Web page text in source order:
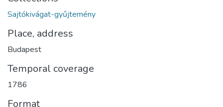
Sajtókivágat-gyűjtemény
Place, address
Budapest
Temporal coverage
1786
Format